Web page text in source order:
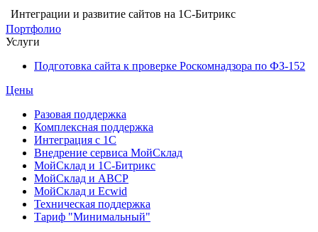
Интеграции и развитие сайтов на 1С-Битрикс
Портфолио
Услуги
Подготовка сайта к проверке Роскомнадзора по ФЗ-152
Цены
Разовая поддержка
Комплексная поддержка
Интеграция с 1С
Внедрение сервиса МойСклад
МойСклад и 1С-Битрикс
МойСклад и ABCP
МойСклад и Ecwid
Техническая поддержка
Тариф "Минимальный"